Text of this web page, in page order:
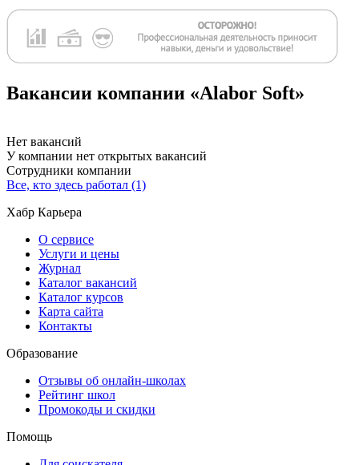
Вакансии компании «Alabor Soft»
Нет вакансий
У компании нет открытых вакансий
Сотрудники компании
Все, кто здесь работал (1)
Хабр Карьера
О сервисе
Услуги и цены
Журнал
Каталог вакансий
Каталог курсов
Карта сайта
Контакты
Образование
Отзывы об онлайн-школах
Рейтинг школ
Промокоды и скидки
Помощь